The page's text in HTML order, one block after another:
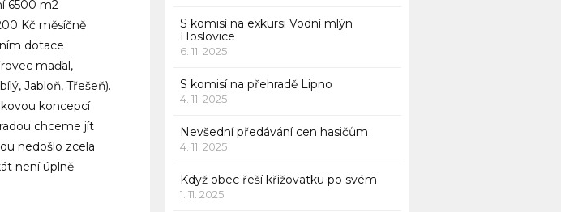
6500 m2
Kč měsíčně
dotace
maďal,
Jabloň, Třešeň).
koncepcí
chceme jít
nedošlo zcela
není úplně
S komisí na exkursi Vodní mlýn
Hoslovice
6. 11. 2025
S komisí na přehradě Lipno
4. 11. 2025
Nevšední předávání cen hasičům
4. 11. 2025
Když obec řeší křižovatku po svém
1. 11. 2025